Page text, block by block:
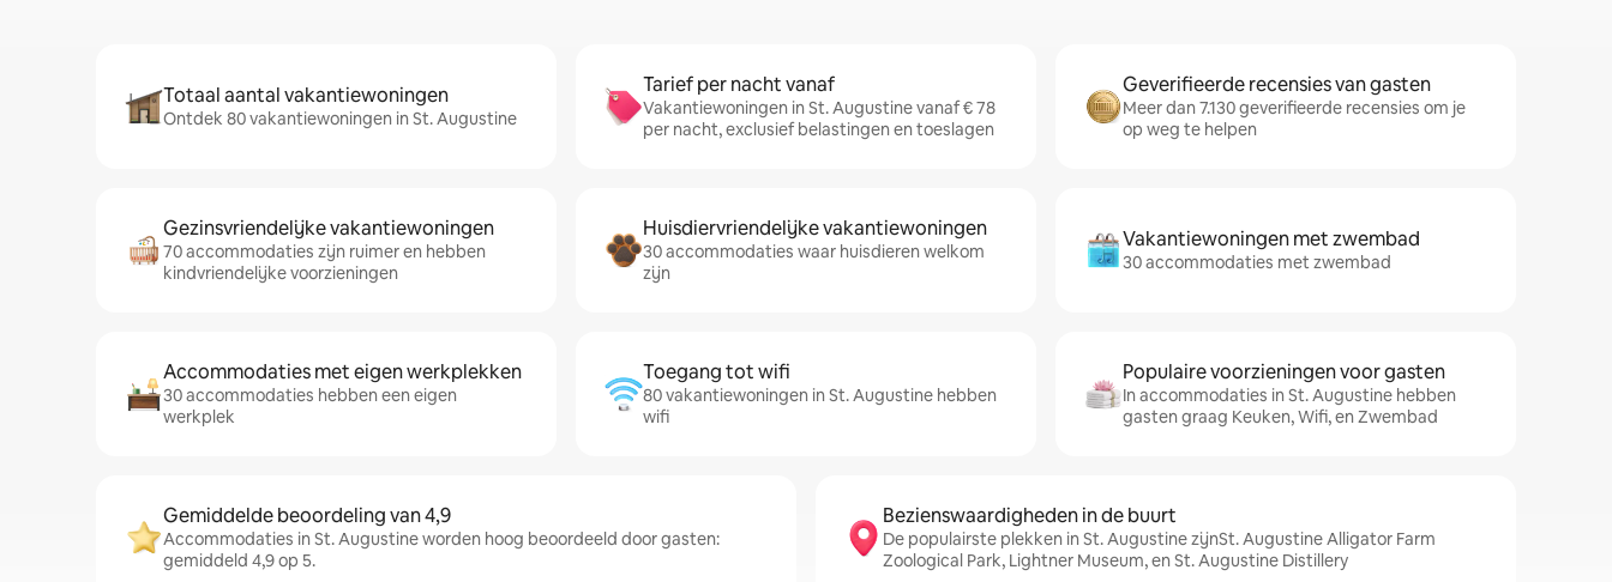
Totaal aantal vakantiewoningen
Ontdek 80 vakantiewoningen in St. Augustine
Tarief per nacht vanaf
Vakantiewoningen in St. Augustine vanaf € 78
per nacht, exclusief belastingen en toeslagen
Geverifieerde recensies van gasten
Meer dan 7.130 geverifieerde recensies om je
op weg te helpen
Gezinsvriendelijke vakantiewoningen
70 accommodaties zijn ruimer en hebben
kindvriendelijke voorzieningen
Huisdiervriendelijke vakantiewoningen
30 accommodaties waar huisdieren welkom
zijn
Vakantiewoningen met zwembad
30 accommodaties met zwembad
Accommodaties met eigen werkplekken
30 accommodaties hebben een eigen
werkplek
Toegang tot wifi
80 vakantiewoningen in St. Augustine hebben
wifi
Populaire voorzieningen voor gasten
In accommodaties in St. Augustine hebben
gasten graag Keuken, Wifi, en Zwembad
Gemiddelde beoordeling van 4,9
Accommodaties in St. Augustine worden hoog beoordeeld door gasten:
gemiddeld 4,9 op 5.
Bezienswaardigheden in de buurt
De populairste plekken in St. Augustine zijnSt. Augustine Alligator Farm
Zoological Park, Lightner Museum, en St. Augustine Distillery